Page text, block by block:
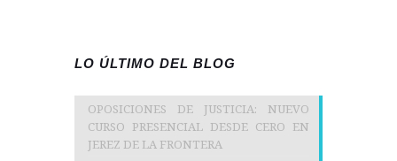
LO ÚLTIMO DEL BLOG
OPOSICIONES DE JUSTICIA: NUEVO
CURSO PRESENCIAL DESDE CERO EN
JEREZ DE LA FRONTERA